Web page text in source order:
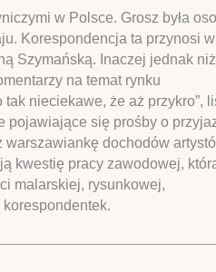
w Polsce. Grosz była
Korespondencja ta przynosi
Szymańską. Inaczej jednak
na temat rynku
nieciekawe, że aż przykro”,
pojawiające się prośby o
dochodów
kwestię pracy zawodowej,
malarskiej, rysunkowej,